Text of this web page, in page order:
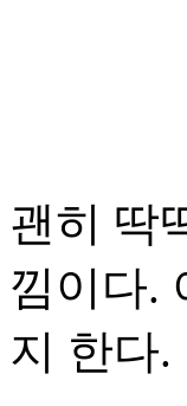
괜히 딱
낌이다.
지 한다.